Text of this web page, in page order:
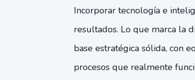
Incorporar tecnología e
resultados. Lo que marca la
base estratégica sólida, con
procesos que realmente